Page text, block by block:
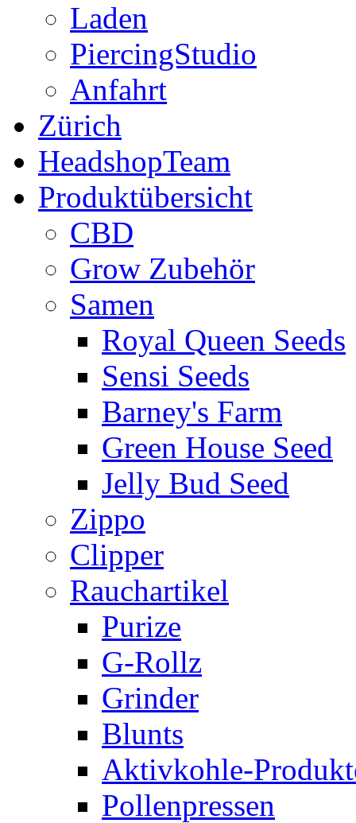
Laden
PiercingStudio
Anfahrt
Zürich
HeadshopTeam
Produktübersicht
CBD
Grow Zubehör
Samen
Royal Queen Seeds
Sensi Seeds
Barney's Farm
Green House Seed
Jelly Bud Seed
Zippo
Clipper
Rauchartikel
Purize
G-Rollz
Grinder
Blunts
Aktivkohle-
Pollenpressen